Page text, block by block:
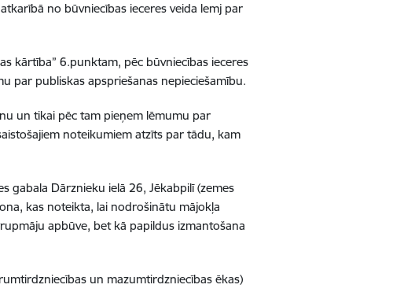
no būvniecības ieceres veida lemj par
kārtība” 6.punktam, pēc būvniecības ieceres
par publiskas apspriešanas nepieciešamību.
un tikai pēc tam pieņem lēmumu par
noteikumiem atzīts par tādu, kam
gabala Dārznieku ielā 26, Jēkabpilī (zemes
kas noteikta, lai nodrošinātu mājokļa
apbūve, bet kā papildus izmantošana
un mazumtirdzniecības ēkas)